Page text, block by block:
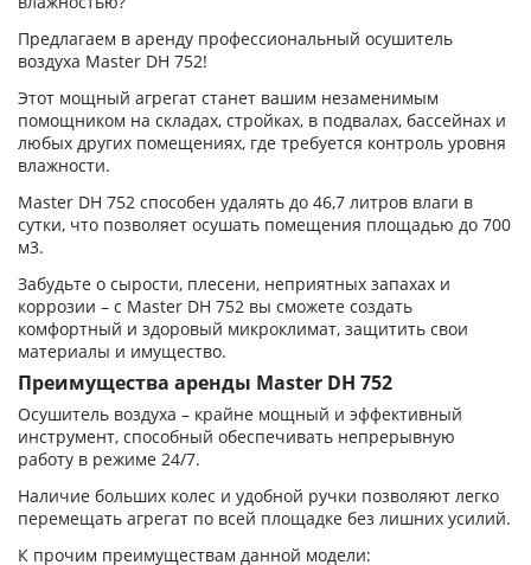
Предлагаем в аренду профессиональный осушитель
воздуха Master DH 752!
Этот мощный агрегат станет вашим незаменимым
помощником на складах, стройках, в подвалах, бассейнах и
любых других помещениях, где требуется контроль уровня
влажности.
Master DH 752 способен удалять до 46,7 литров влаги в
сутки, что позволяет осушать помещения площадью до 700
м3.
Забудьте о сырости, плесени, неприятных запахах и
коррозии – с Master DH 752 вы сможете создать
комфортный и здоровый микроклимат, защитить свои
материалы и имущество.
Преимущества аренды Master DH 752
Осушитель воздуха – крайне мощный и эффективный
инструмент, способный обеспечивать непрерывную
работу в режиме 24/7.
Наличие больших колес и удобной ручки позволяют легко
перемещать агрегат по всей площадке без лишних усилий.
К прочим преимуществам данной модели: